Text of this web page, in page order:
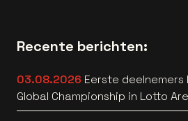
Recente berichten:
03.08.2026 Eerste
Global Championship in Lotto
bekend